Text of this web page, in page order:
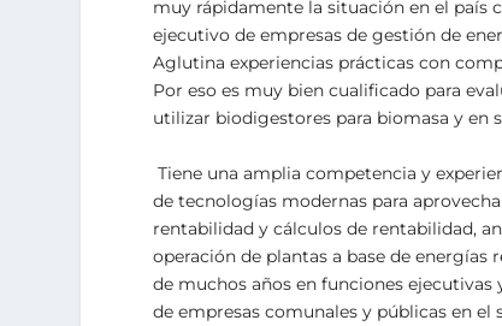
muy rápidamente la situación en el país
ejecutivo de empresas de gestión de
Aglutina experiencias prácticas con
Por eso es muy bien cualificado para
utilizar biodigestores para biomasa y en
Tiene una amplia competencia y
de tecnologías modernas para
rentabilidad y cálculos de rentabilidad,
operación de plantas a base de energías
de muchos años en funciones ejecutivas
de empresas comunales y públicas en